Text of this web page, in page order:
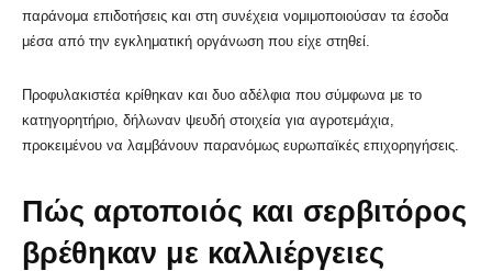
παράνομα επιδοτήσεις και στη συνέχεια νομιμοποιούσαν τα έσοδα
μέσα από την εγκληματική οργάνωση που είχε στηθεί.
Προφυλακιστέα κρίθηκαν και δυο αδέλφια που σύμφωνα με το
κατηγορητήριο, δήλωναν ψευδή στοιχεία για αγροτεμάχια,
προκειμένου να λαμβάνουν παρανόμως ευρωπαϊκές επιχορηγήσεις.
Πώς αρτοποιός και σερβιτόρος
βρέθηκαν με καλλιέργειες